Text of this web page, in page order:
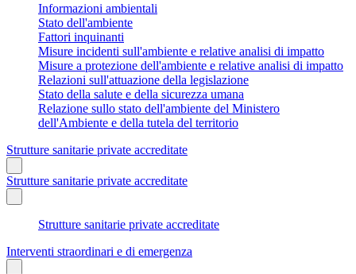
Informazioni ambientali
Stato dell'ambiente
Fattori inquinanti
Misure incidenti sull'ambiente e relative analisi di impatto
Misure a protezione dell'ambiente e relative analisi di impatto
Relazioni sull'attuazione della legislazione
Stato della salute e della sicurezza umana
Relazione sullo stato dell'ambiente del Ministero
dell'Ambiente e della tutela del territorio
Strutture sanitarie private accreditate
Strutture sanitarie private accreditate
Strutture sanitarie private accreditate
Interventi straordinari e di emergenza